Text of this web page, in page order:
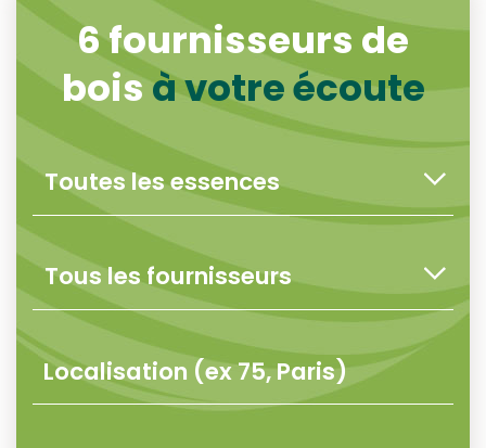
6fournisseurs de
boisà votre écoute